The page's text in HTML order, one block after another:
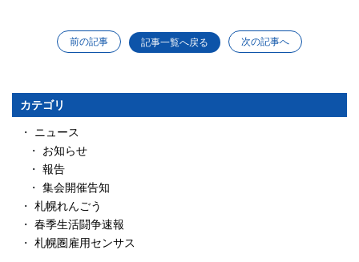
前の記事 記事一覧へ戻る 次の記事へ
カテゴリ
ニュース
お知らせ
報告
集会開催告知
札幌れんごう
春季生活闘争速報
札幌圏雇用センサス